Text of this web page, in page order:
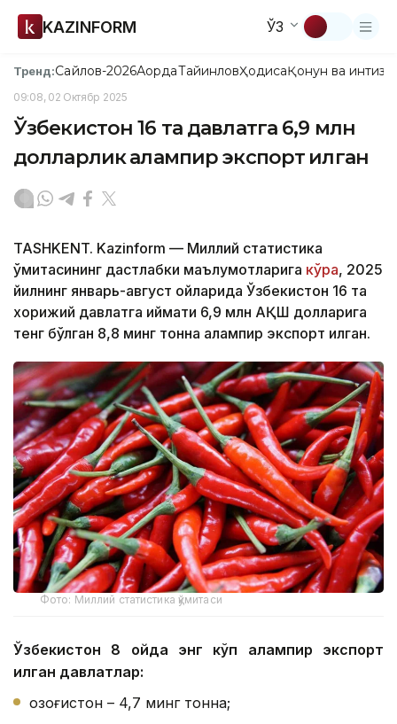
KAZINFORM ЎЗ
Тренд:Сайлов-2026АқордаТайинловҲодисаҚонун ва
09:08, 02 Октябр 2025
Ўзбекистон 16 та давлатга 6,9 млн
долларлик қалампир экспорт қилган
TASHKENT. Kazinform — Миллий статистика
қўмитасининг дастлабки маълумотларига кўра, 2025
йилнинг январь-август ойларида Ўзбекистон 16 та
хорижий давлатга қиймати 6,9 млн АҚШ долларига
тенг бўлган 8,8 минг тонна қалампир экспорт қилган.
Фото: Миллий статистика қўмитаси
Ўзбекистон 8 ойда энг кўп қалампир экспорт
қилган давлатлар:
Қозоғистон – 4,7 минг тонна;